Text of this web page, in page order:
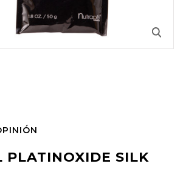
PLATINOXIDE SILK